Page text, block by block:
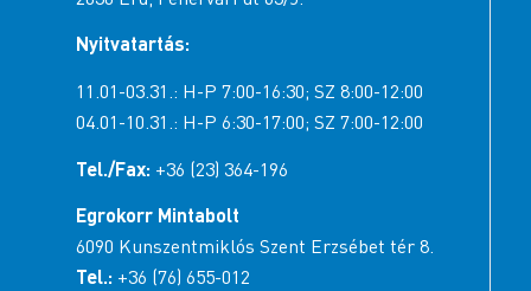
Nyitvatartás:
11.01-03.31.: H-P 7:00-16:30; SZ 8:00-12:00
04.01-10.31.: H-P 6:30-17:00; SZ 7:00-12:00
Tel./Fax: +36 (23) 364-196
Egrokorr Mintabolt
6090 Kunszentmiklós Szent Erzsébet tér 8.
Tel.: +36 (76) 655-012